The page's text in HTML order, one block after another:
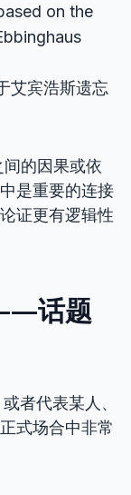
on the
艾宾浩斯遗忘
的因果或依
是重要的连接
证更有逻辑性
话题
者代表某人、
式场合中非常